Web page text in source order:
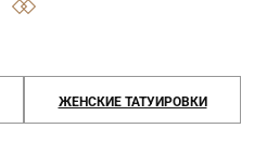
ЖЕНСКИЕ ТАТУИРОВКИ